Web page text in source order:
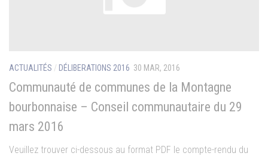
ACTUALITÉS / DÉLIBERATIONS 2016 30 MAR, 2016
Communauté de communes de la Montagne
bourbonnaise – Conseil communautaire du 29
mars 2016
Veuillez trouver ci-dessous au format PDF le compte-rendu du